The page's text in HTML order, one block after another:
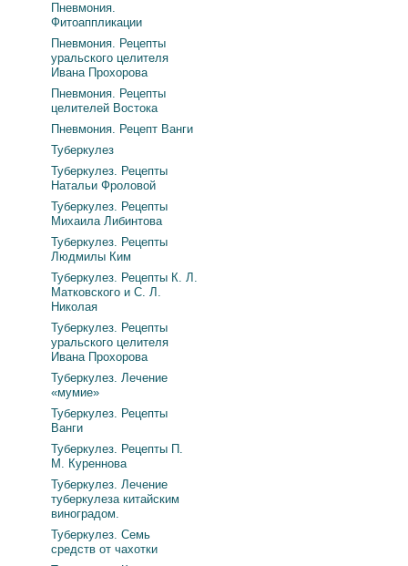
Пневмония.
Фитоаппликации
Пневмония. Рецепты
уральского целителя
Ивана Прохорова
Пневмония. Рецепты
целителей Востока
Пневмония. Рецепт Ванги
Туберкулез
Туберкулез. Рецепты
Натальи Фроловой
Туберкулез. Рецепты
Михаила Либинтова
Туберкулез. Рецепты
Людмилы Ким
Туберкулез. Рецепты К. Л.
Матковского и С. Л.
Николая
Туберкулез. Рецепты
уральского целителя
Ивана Прохорова
Туберкулез. Лечение
«мумие»
Туберкулез. Рецепты
Ванги
Туберкулез. Рецепты П.
М. Куреннова
Туберкулез. Лечение
туберкулеза китайским
виноградом.
Туберкулез. Семь
средств от чахотки